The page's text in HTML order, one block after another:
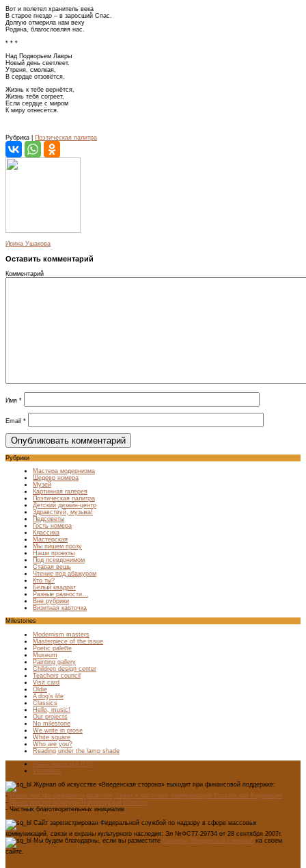
Вот и полетел хранитель века
В старое гнездо – в заросший Спас.
Долгую отмерила нам веху
Родина, благословляя нас.
* * *
Над Подворьем Лавры
Новый день светлеет.
Утреня, смолкая,
В сердце отзовётся.
Жизнь к тебе вернётся,
Жизнь тебя согреет,
Если сердце с миром
К миру отнесётся.
Рубрика | Поэтическая палитра
Ирина Ушакова
Оставить комментарий
Комментарий
Имя *
Email *
Рубрики
Мастера модернизма
Шедевр номера
Музей
Картинная галерея
Поэтическая палитра
Детский дизайн-центр
Здравствуй, музыка!
Педсоветы
Гость номера
Классика
Мастерская
Мы пишем прозу
Наши проекты
Под псевдонимом
Старая вещь
Чтение под абажуром
Кто ты?
Белый квадрат
Разные разности…
Вне рубрики
Визитная карточка
Milestones
Modernism masters
Masterpiece of the issue
Poetic palette
Museum
Painting gallery
Children design center
Teachers council
Visit card
Oldie
A dog’s life
Classics
Hello, music!
Our projects
No milestone
We write in prose
White square
Who are you?
Reading under the lamp shade
Лента новостей RSS
Vkontakte
Журнал об искусстве «Введенская сторона» выходит при финансовой поддержке:
- Министерства цифрового развития, связи и массовых коммуникаций Российской Федерации
- Министерство культуры Новгородской области
- Частных благотворительных инициатив
Сайт зарегистрирован Федеральной службой по надзору в сфере массовых
коммуникаций, связи и охраны культурного наследия: Эл №ФС77-29734 от 28 сентября 2007г.
Мы будем благодарны, если вы разместите баннеры "Введенской стороны" на своем
сайте.